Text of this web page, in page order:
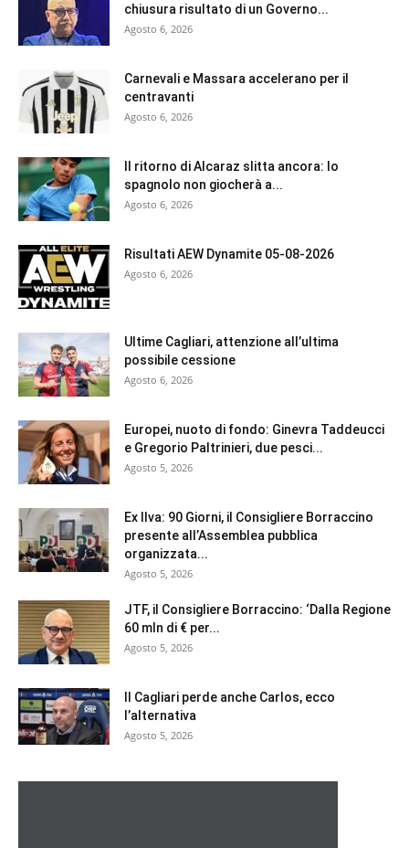
chiusura risultato di un Governo...
Agosto 6, 2026
Carnevali e Massara accelerano per il
centravanti
Agosto 6, 2026
Il ritorno di Alcaraz slitta ancora: lo
spagnolo non giocherà a...
Agosto 6, 2026
Risultati AEW Dynamite 05-08-2026
Agosto 6, 2026
Ultime Cagliari, attenzione all’ultima
possibile cessione
Agosto 6, 2026
Europei, nuoto di fondo: Ginevra Taddeucci
e Gregorio Paltrinieri, due pesci...
Agosto 5, 2026
Ex Ilva: 90 Giorni, il Consigliere Borraccino
presente all’Assemblea pubblica
organizzata...
Agosto 5, 2026
JTF, il Consigliere Borraccino: ‘Dalla Regione
60 mln di € per...
Agosto 5, 2026
Il Cagliari perde anche Carlos, ecco
l’alternativa
Agosto 5, 2026